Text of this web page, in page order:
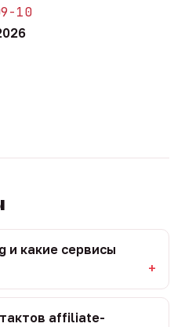
10
и какие сервисы
affiliate-